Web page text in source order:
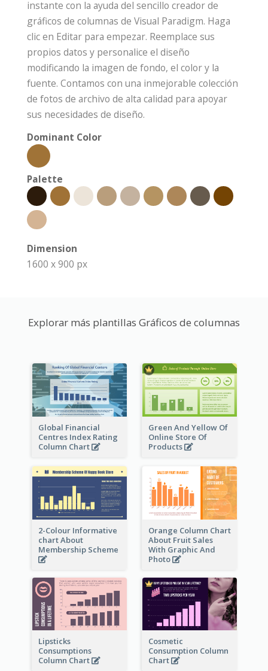
instante con la ayuda del sencillo creador de
gráficos de columnas de Visual Paradigm. Haga
clic en Editar para empezar. Reemplace sus
propios datos y personalice el diseño
modificando la imagen de fondo, el color y la
fuente. Contamos con una inmejorable colección
de fotos de archivo de alta calidad para apoyar
sus necesidades de diseño.
Dominant Color
Palette
Dimension
1600 x 900 px
Explorar más plantillas Gráficos de columnas
Global Financial
Centres Index Rating
Column Chart
Green And Yellow Of
Online Store Of
Products
2-Colour Informative
chart About
Membership Scheme
Orange Column Chart
About Fruit Sales
With Graphic And
Photo
Lipsticks
Consumptions
Column Chart
Cosmetic
Consumption Column
Chart